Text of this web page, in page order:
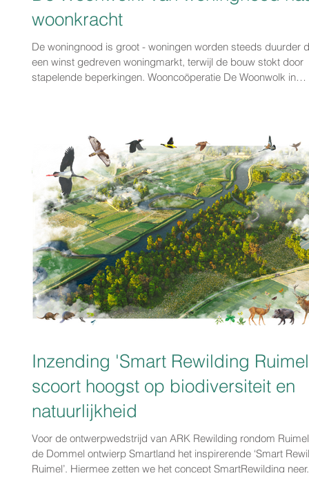
woonkracht
De woningnood is groot - woningen worden steeds duurder
een winst gedreven woningmarkt, terwijl de bouw stokt door
stapelende beperkingen. Wooncoöperatie De Woonwolk in
gezamenlijk een woongebouw met zo’n 51 appartementen,
gedeelde ruimtes, een royale tuin en een dakterras. Een
betaalbaar, sociaal e
Inzending 'Smart Rewilding
scoort hoogst op biodiversiteit en
natuurlijkheid
Voor de ontwerpwedstrijd van ARK Rewilding rondom Ruimel aan
de Dommel ontwierp Smartland het inspirerende ‘Smart
Ruimel’. Hiermee zetten we het concept SmartRewilding